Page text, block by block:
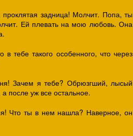
задница! Молчит. Попа, ты
Ей плевать на мою любовь. Она
тебе такого особенного, что через
Зачем я тебе? Обрюзгший, лысый
после уж все остальное.
Что ты в нем нашла? Наверное, он